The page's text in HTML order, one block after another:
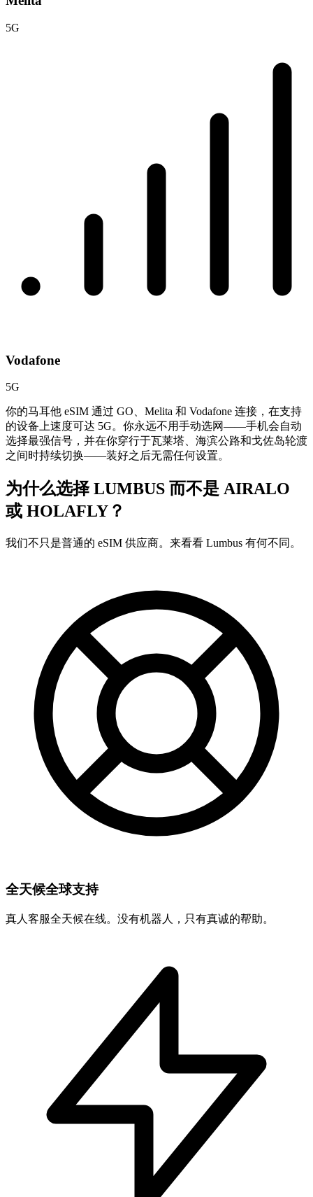
5G
Vodafone
5G
你的马耳他 eSIM 通过 GO、Melita 和 Vodafone 连接，在支持
的设备上速度可达 5G。你永远不用手动选网——手机会自动
选择最强信号，并在你穿行于瓦莱塔、海滨公路和戈佐岛轮渡
之间时持续切换——装好之后无需任何设置。
为什么选择 LUMBUS 而不是 AIRALO
或 HOLAFLY？
我们不只是普通的 eSIM 供应商。来看看 Lumbus 有何不同。
全天候全球支持
真人客服全天候在线。没有机器人，只有真诚的帮助。